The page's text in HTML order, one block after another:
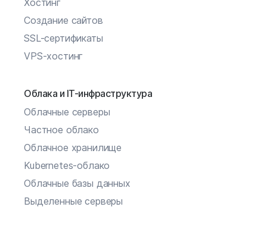
Хостинг
Создание сайтов
SSL-сертификаты
VPS-хостинг
Облака и IT-инфраструктура
Облачные серверы
Частное облако
Облачное хранилище
Kubernetes-облако
Облачные базы данных
Выделенные серверы